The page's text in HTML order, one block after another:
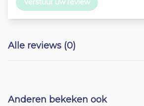
Verstuur uw review
Alle reviews (0)
Anderen bekeken ook